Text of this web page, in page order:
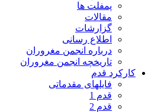
پمفلت ها
مقالات
گزارشات
اطلاع رسانی
درباره انجمن مغروران
تاریخچه انجمن مغروران
کارکرد قدم
فایلهای مقدماتی
قدم 1
قدم 2